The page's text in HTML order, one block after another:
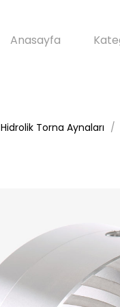
Anasayfa
Hidrolik Torna Aynaları